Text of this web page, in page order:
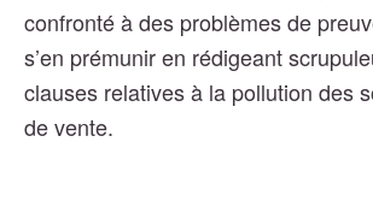
confronté à des problèmes de
s’en prémunir en rédigeant
clauses relatives à la pollution des
de vente.